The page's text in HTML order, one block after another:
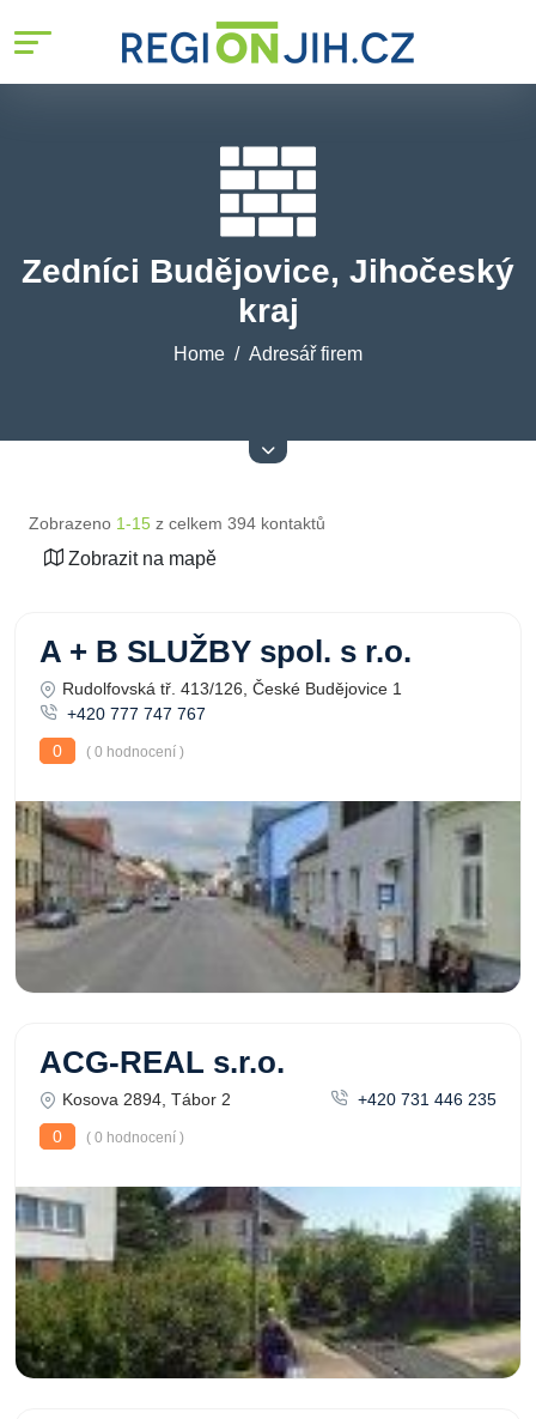
Zedníci Budějovice, Jihočeský
kraj
Home Adresář firem
Zobrazeno 1-15 z celkem 394 kontaktů
Zobrazit na mapě
A + B SLUŽBY spol. s r.o.
Rudolfovská tř. 413/126, České Budějovice 1
+420 777 747 767
0
( 0 hodnocení )
ACG-REAL s.r.o.
Kosova 2894, Tábor 2
+420 731 446 235
0
( 0 hodnocení )